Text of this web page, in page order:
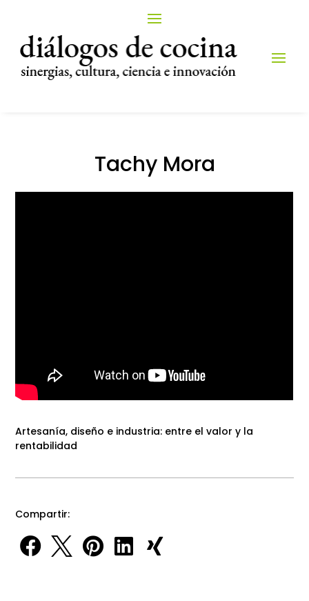
Tachy Mora
Artesanía, diseño e industria: entre el valor y la
rentabilidad
Compartir:
    